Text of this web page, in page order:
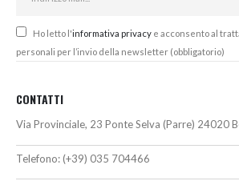
Ho letto l'informativa privacy e acconsento al
personali per l’invio della newsletter (obbligatorio)
CONTATTI
Via Provinciale, 23 Ponte Selva (Parre) 24020
Telefono: (+39) 035 704466